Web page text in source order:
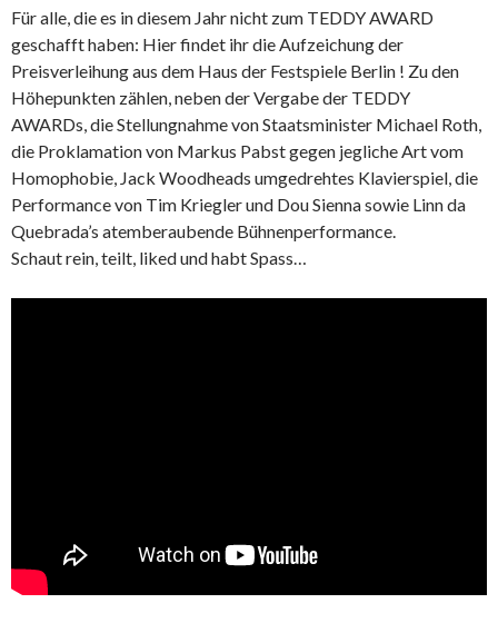
Für alle, die es in diesem Jahr nicht zum TEDDY AWARD
geschafft haben: Hier findet ihr die Aufzeichung der
Preisverleihung aus dem Haus der Festspiele Berlin ! Zu den
Höhepunkten zählen, neben der Vergabe der TEDDY
AWARDs, die Stellungnahme von Staatsminister Michael Roth,
die Proklamation von Markus Pabst gegen jegliche Art vom
Homophobie, Jack Woodheads umgedrehtes Klavierspiel, die
Performance von Tim Kriegler und Dou Sienna sowie Linn da
Quebrada’s atemberaubende Bühnenperformance.
Schaut rein, teilt, liked und habt Spass…